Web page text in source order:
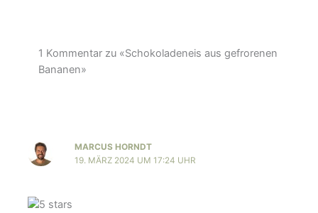
1 Kommentar zu «Schokoladeneis aus gefrorenen
Bananen»
MARCUS HORNDT
19. MÄRZ 2024 UM 17:24 UHR